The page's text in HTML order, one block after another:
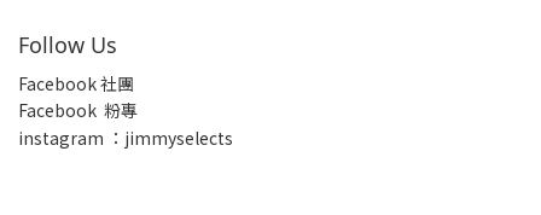
Follow Us
Facebook 社團
Facebook 粉專
instagram ：jimmyselects